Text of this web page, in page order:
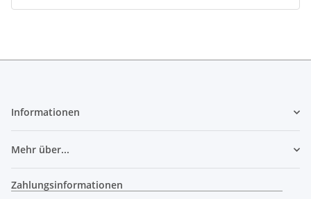
Informationen
Mehr über...
Zahlungsinformationen